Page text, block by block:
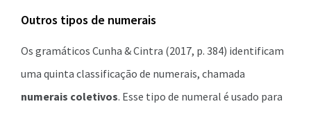
Outros tipos de numerais
Os gramáticos Cunha & Cintra (2017, p. 384) identificam
uma quinta classificação de numerais, chamada
numerais coletivos. Esse tipo de numeral é usado para